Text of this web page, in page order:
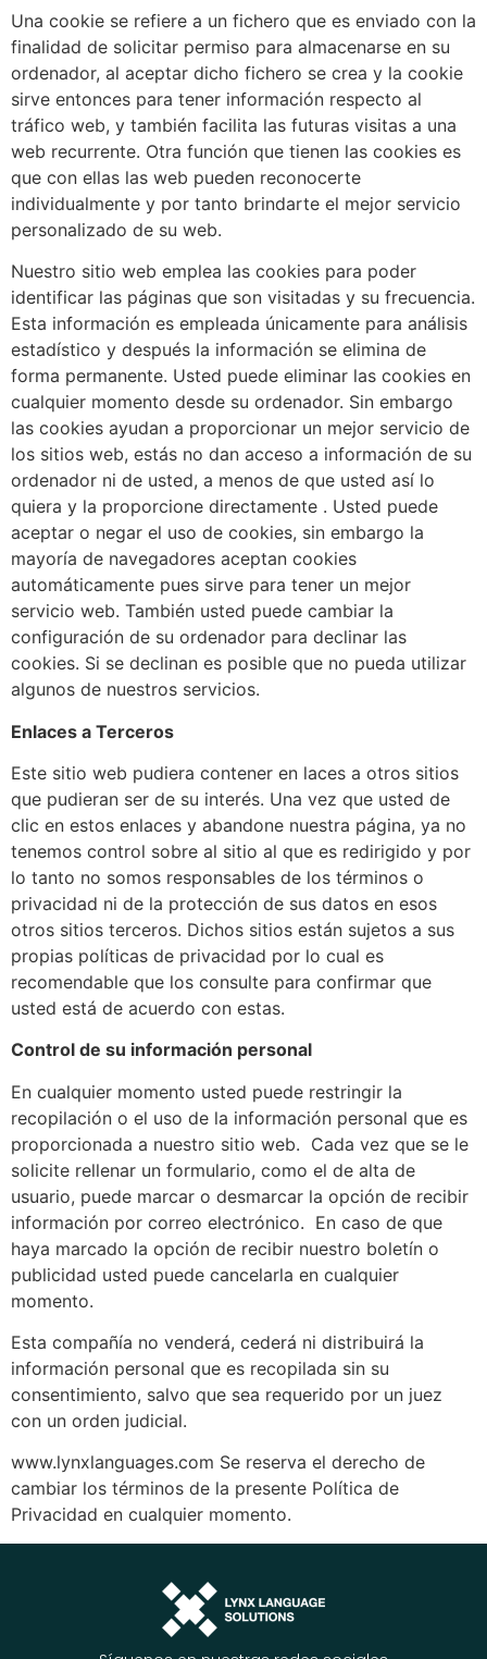
Una cookie se refiere a un fichero que es enviado con la
finalidad de solicitar permiso para almacenarse en su
ordenador, al aceptar dicho fichero se crea y la cookie
sirve entonces para tener información respecto al
tráfico web, y también facilita las futuras visitas a una
web recurrente. Otra función que tienen las cookies es
que con ellas las web pueden reconocerte
individualmente y por tanto brindarte el mejor servicio
personalizado de su web.
Nuestro sitio web emplea las cookies para poder
identificar las páginas que son visitadas y su frecuencia.
Esta información es empleada únicamente para análisis
estadístico y después la información se elimina de
forma permanente. Usted puede eliminar las cookies en
cualquier momento desde su ordenador. Sin embargo
las cookies ayudan a proporcionar un mejor servicio de
los sitios web, estás no dan acceso a información de su
ordenador ni de usted, a menos de que usted así lo
quiera y la proporcione directamente . Usted puede
aceptar o negar el uso de cookies, sin embargo la
mayoría de navegadores aceptan cookies
automáticamente pues sirve para tener un mejor
servicio web. También usted puede cambiar la
configuración de su ordenador para declinar las
cookies. Si se declinan es posible que no pueda utilizar
algunos de nuestros servicios.
Enlaces a Terceros
Este sitio web pudiera contener en laces a otros sitios
que pudieran ser de su interés. Una vez que usted de
clic en estos enlaces y abandone nuestra página, ya no
tenemos control sobre al sitio al que es redirigido y por
lo tanto no somos responsables de los términos o
privacidad ni de la protección de sus datos en esos
otros sitios terceros. Dichos sitios están sujetos a sus
propias políticas de privacidad por lo cual es
recomendable que los consulte para confirmar que
usted está de acuerdo con estas.
Control de su información personal
En cualquier momento usted puede restringir la
recopilación o el uso de la información personal que es
proporcionada a nuestro sitio web. Cada vez que se le
solicite rellenar un formulario, como el de alta de
usuario, puede marcar o desmarcar la opción de recibir
información por correo electrónico. En caso de que
haya marcado la opción de recibir nuestro boletín o
publicidad usted puede cancelarla en cualquier
momento.
Esta compañía no venderá, cederá ni distribuirá la
información personal que es recopilada sin su
consentimiento, salvo que sea requerido por un juez
con un orden judicial.
www.lynxlanguages.com Se reserva el derecho de
cambiar los términos de la presente Política de
Privacidad en cualquier momento.